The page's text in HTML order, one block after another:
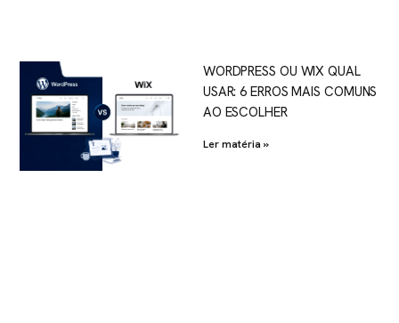
WORDPRESS OU WIX QUAL
USAR: 6 ERROS MAIS COMUNS
AO ESCOLHER
Ler matéria »